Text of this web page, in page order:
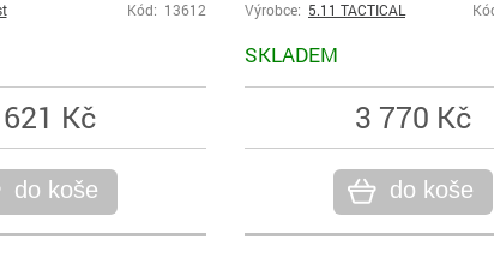
Kód: 13612
Kč
do koše
Výrobce: 5.11 TACTICAL
SKLADEM
3 770 Kč
do koše